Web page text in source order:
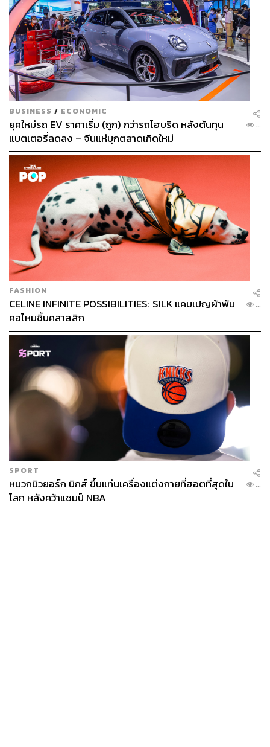
BUSINESS / ECONOMIC
ยุคใหม่รถ EV ราคาเริ่ม (ถูก) กว่ารถไฮบริด หลังต้นทุน
แบตเตอรี่ลดลง – จีนแห่บุกตลาดเกิดใหม่
...
FASHION
CELINE INFINITE POSSIBILITIES: SILK แคมเปญผ้าพัน
คอไหมชิ้นคลาสสิก
...
SPORT
หมวกนิวยอร์ก นิกส์ ขึ้นแท่นเครื่องแต่งกายที่ฮอตที่สุดใน
โลก หลังคว้าแชมป์ NBA
...